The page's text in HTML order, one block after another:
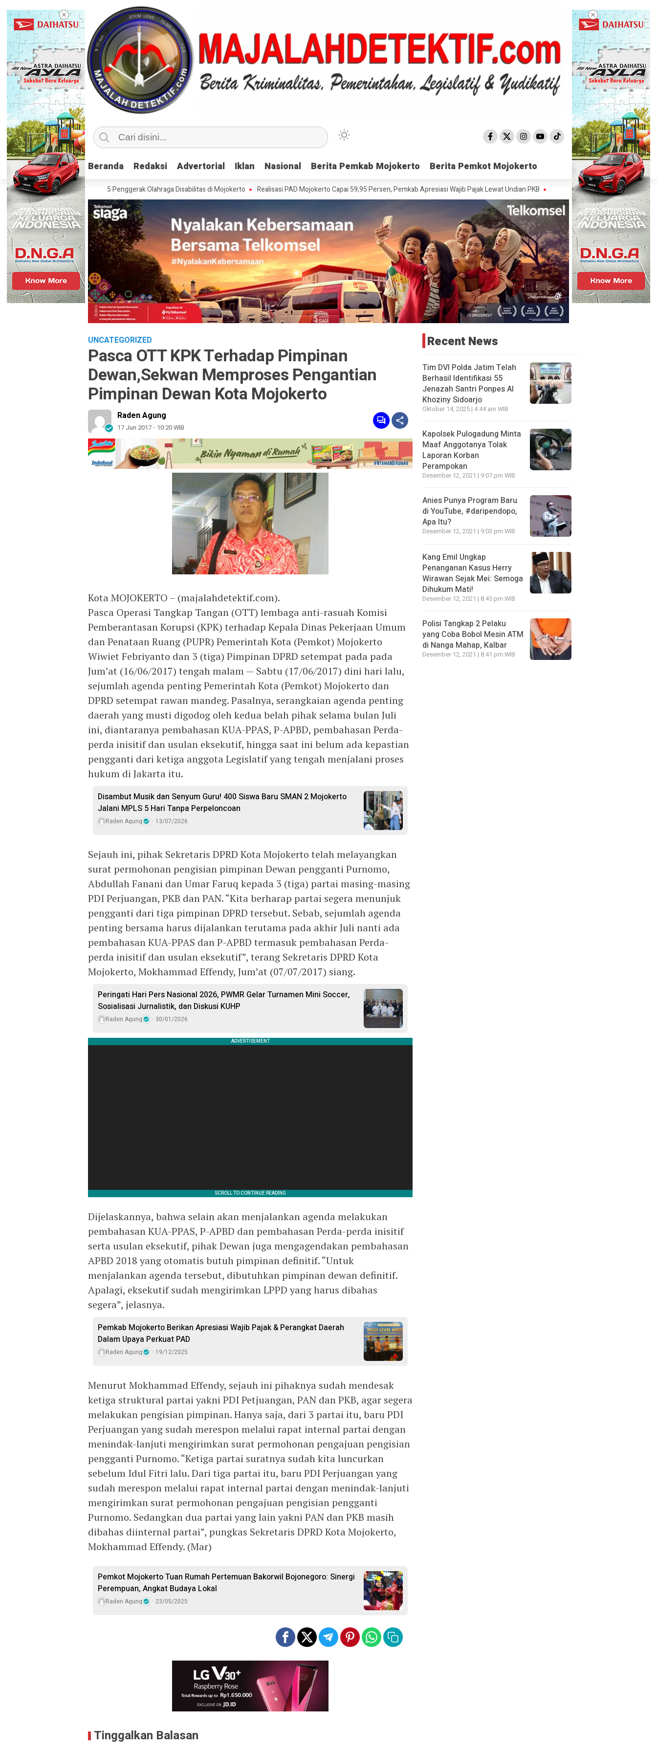
Beranda Redaksi Advertorial Iklan Nasional Berita Pemkab Mojokerto Berita Pemkot Mojokerto
Beranda Redaksi Advertorial Iklan Nasional Berita Pemkab Mojokerto Berita Pemkot Mojokerto
Kemenpora Latih 115 Penggerak Olahraga Disabilitas di Mojokerto Realisasi PAD Mojokerto Capai 59,95 Persen, Pemkab Apresiasi Wajib Pajak Lewat Undian PKB Satpol PP Mojokerto Sisir 15 Titik, Peredaran
UNCATEGORIZED
Pasca OTT KPK Terhadap Pimpinan
Dewan,Sekwan Memproses Pengantian
Pimpinan Dewan Kota Mojokerto
Raden Agung
17 Jun 2017 - 10:20 WIB
Kota MOJOKERTO – (majalahdetektif.com).
Pasca Operasi Tangkap Tangan (OTT) lembaga anti-rasuah Komisi
Pemberantasan Korupsi (KPK) terhadap Kepala Dinas Pekerjaan Umum
dan Penataan Ruang (PUPR) Pemerintah Kota (Pemkot) Mojokerto
Wiwiet Febriyanto dan 3 (tiga) Pimpinan DPRD setempat pada pada
Jum’at (16/06/2017) tengah malam — Sabtu (17/06/2017) dini hari lalu,
sejumlah agenda penting Pemerintah Kota (Pemkot) Mojokerto dan
DPRD setempat rawan mandeg. Pasalnya, serangkaian agenda penting
daerah yang musti digodog oleh kedua belah pihak selama bulan Juli
ini, diantaranya pembahasan KUA-PPAS, P-APBD, pembahasan Perda-
perda inisitif dan usulan eksekutif, hingga saat ini belum ada kepastian
pengganti dari ketiga anggota Legislatif yang tengah menjalani proses
hukum di Jakarta itu.
Disambut Musik dan Senyum Guru! 400 Siswa Baru SMAN 2 Mojokerto
Jalani MPLS 5 Hari Tanpa Perpeloncoan
Raden Agung 13/07/2026
Sejauh ini, pihak Sekretaris DPRD Kota Mojokerto telah melayangkan
surat permohonan pengisian pimpinan Dewan pengganti Purnomo,
Abdullah Fanani dan Umar Faruq kepada 3 (tiga) partai masing-masing
PDI Perjuangan, PKB dan PAN. “Kita berharap partai segera menunjuk
pengganti dari tiga pimpinan DPRD tersebut. Sebab, sejumlah agenda
penting bersama harus dijalankan terutama pada akhir Juli nanti ada
pembahasan KUA-PPAS dan P-APBD termasuk pembahasan Perda-
perda inisitif dan usulan eksekutif”, terang Sekretaris DPRD Kota
Mojokerto, Mokhammad Effendy, Jum’at (07/07/2017) siang.
Peringati Hari Pers Nasional 2026, PWMR Gelar Turnamen Mini Soccer,
Sosialisasi Jurnalistik, dan Diskusi KUHP
Raden Agung 30/01/2026
Dijelaskannya, bahwa selain akan menjalankan agenda melakukan
pembahasan KUA-PPAS, P-APBD dan pembahasan Perda-perda inisitif
serta usulan eksekutif, pihak Dewan juga mengagendakan pembahasan
APBD 2018 yang otomatis butuh pimpinan definitif. “Untuk
menjalankan agenda tersebut, dibutuhkan pimpinan dewan definitif.
Apalagi, eksekutif sudah mengirimkan LPPD yang harus dibahas
segera”, jelasnya.
Pemkab Mojokerto Berikan Apresiasi Wajib Pajak & Perangkat Daerah
Dalam Upaya Perkuat PAD
Raden Agung 19/12/2025
Menurut Mokhammad Effendy, sejauh ini pihaknya sudah mendesak
ketiga struktural partai yakni PDI Petjuangan, PAN dan PKB, agar segera
melakukan pengisian pimpinan. Hanya saja, dari 3 partai itu, baru PDI
Perjuangan yang sudah merespon melalui rapat internal partai dengan
menindak-lanjuti mengirimkan surat permohonan pengajuan pengisian
pengganti Purnomo. “Ketiga partai suratnya sudah kita luncurkan
sebelum Idul Fitri lalu. Dari tiga partai itu, baru PDI Perjuangan yang
sudah merespon melalui rapat internal partai dengan menindak-lanjuti
mengirimkan surat permohonan pengajuan pengisian pengganti
Purnomo. Sedangkan dua partai yang lain yakni PAN dan PKB masih
dibahas diinternal partai”, pungkas Sekretaris DPRD Kota Mojokerto,
Mokhammad Effendy. (Mar)
Pemkot Mojokerto Tuan Rumah Pertemuan Bakorwil Bojonegoro: Sinergi
Perempuan, Angkat Budaya Lokal
Raden Agung 23/05/2025
Tinggalkan Balasan
Recent News
Tim DVI Polda Jatim Telah
Berhasil Identifikasi 55
Jenazah Santri Ponpes Al
Khoziny Sidoarjo
Oktober 14, 2025 | 4:44 am WIB
Kapolsek Pulogadung Minta
Maaf Anggotanya Tolak
Laporan Korban
Perampokan
Desember 12, 2021 | 9:07 pm WIB
Anies Punya Program Baru
di YouTube, #daripendopo,
Apa Itu?
Desember 12, 2021 | 9:03 pm WIB
Kang Emil Ungkap
Penanganan Kasus Herry
Wirawan Sejak Mei: Semoga
Dihukum Mati!
Desember 12, 2021 | 8:45 pm WIB
Polisi Tangkap 2 Pelaku
yang Coba Bobol Mesin ATM
di Nanga Mahap, Kalbar
Desember 12, 2021 | 8:41 pm WIB